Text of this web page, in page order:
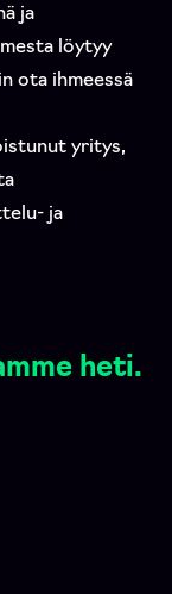
ja
löytyy
ota ihmeessä
yritys,
ja
heti.